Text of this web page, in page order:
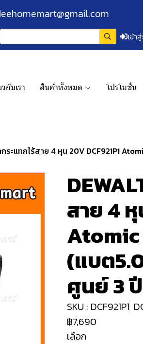
เข้า
วกับเรา สินค้าทั้งหมด โปรโมชั่น
กระแทกไร้สาย 4 หุน 20V DCF921P1
สาย 4 หุ
(แบต
ศูนย์ 3 ปี
SKU : DCF921P1
฿7,690
เลือก